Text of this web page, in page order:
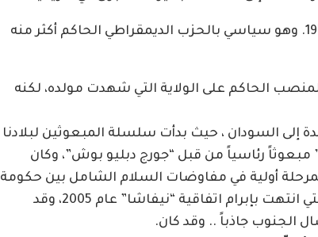
– وبيريلو من مواليد ولاية فيرجينيا في 9 أكتوبر 1974. وهو سياسي بالحزب الديمقراطي الحاكم أكثر منه
لمنصب الحاكم على الولاية التي شهدت مولده، لكنه
إلى السودان ، حيث بدأت سلسلة المبعوثين لبلادنا
مبعوثاً رئاسياً من قبل “جورج دبليو بوش”، وكان
كمرحلة أولية في مفاوضات السلام الشامل بين حكومة
السودان والحركة الشعبية بقيادة “جون قرنق” التي انتهت بإبرام اتفاقية “نيفاشا” عام 2005، وقد
الجنوب جاذباً .. وقد كان.